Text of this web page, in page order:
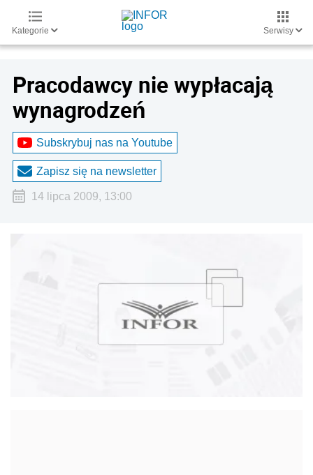
Kategorie Serwisy
Pracodawcy nie wypłacają
wynagrodzeń
Subskrybuj nas na Youtube
Zapisz się na newsletter
14 lipca 2009, 13:00